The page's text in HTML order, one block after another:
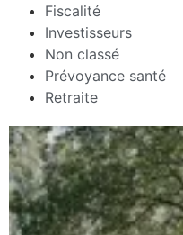
Fiscalité
Investisseurs
Non classé
Prévoyance santé
Retraite